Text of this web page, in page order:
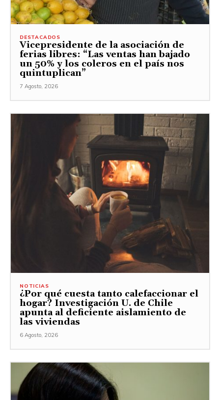
DESTACADOS
Vicepresidente de la asociación de
ferias libres: “Las ventas han bajado
un 50% y los coleros en el país nos
quintuplican”
7 Agosto, 2026
NOTICIAS
¿Por qué cuesta tanto calefaccionar el
hogar? Investigación U. de Chile
apunta al deficiente aislamiento de
las viviendas
6 Agosto, 2026